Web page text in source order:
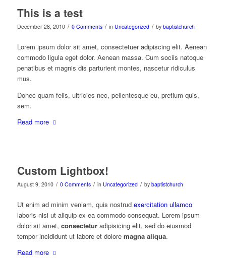
This is a test
December 28, 2010 / 0 Comments / in Uncategorized / by baptistchurch
Lorem ipsum dolor sit amet, consectetuer adipiscing elit. Aenean
commodo ligula eget dolor. Aenean massa. Cum sociis natoque
penatibus et magnis dis parturient montes, nascetur ridiculus
mus.
Donec quam felis, ultricies nec, pellentesque eu, pretium quis,
sem.
Read more
Custom Lightbox!
August 9, 2010 / 0 Comments / in Uncategorized / by baptistchurch
Ut enim ad minim veniam, quis nostrud exercitation ullamco
laboris nisi ut aliquip ex ea commodo consequat. Lorem ipsum
dolor sit amet, consecteturadipisicing elit, sed do eiusmod
tempor incididunt ut labore et dolore magna aliqua.
Read more